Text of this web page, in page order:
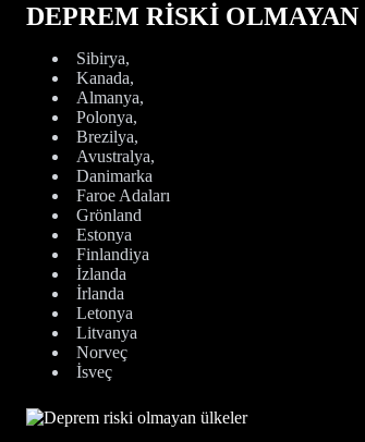
DEPREM RİSKİ
Sibirya,
Kanada,
Almanya,
Polonya,
Brezilya,
Avustralya,
Danimarka
Faroe Adaları
Grönland
Estonya
Finlandiya
İzlanda
İrlanda
Letonya
Litvanya
Norveç
İsveç